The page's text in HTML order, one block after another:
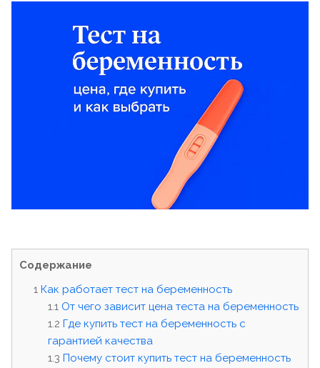
Содержание
Как работает тест на беременность
От чего зависит цена теста на беременность
Где купить тест на беременность с
гарантией качества
Почему стоит купить тест на беременность